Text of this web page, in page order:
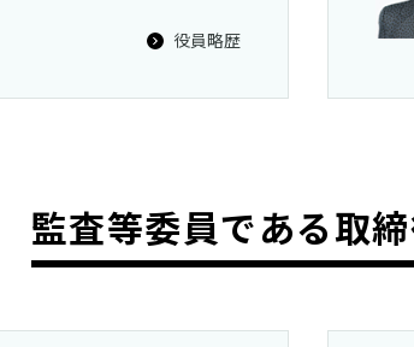
役員略歴
監査等委員である取締